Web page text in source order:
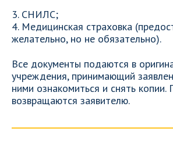
3. СНИЛС;
4. Медицинская страховка
желательно, но не обязательно).
Все документы подаются в
учреждения, принимающий
ними ознакомиться и снять копии.
возвращаются заявителю.